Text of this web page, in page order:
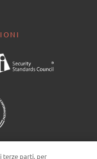
terze parti, per